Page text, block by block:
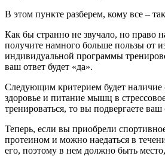
В этом пункте разберем, кому все –
Как бы странно не звучало, но право
получите намного больше пользы от
индивидуальной программы
ваш ответ будет «да».
Следующим критерием будет наличие
здоровье и питание мышц в
тренироваться, то вы подвергаете
Теперь, если вы приобрели
протеином и можно наедаться в
его, поэтому в нем должно быть